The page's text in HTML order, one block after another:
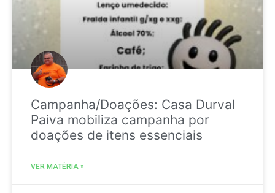
Campanha/Doações: Casa Durval
Paiva mobiliza campanha por
doações de itens essenciais
VER MATÉRIA »